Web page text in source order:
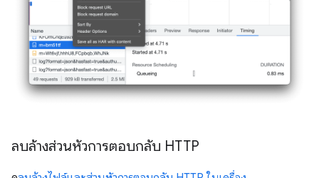
ลบล้างส่วนหัวการตอบกลับ HTTP